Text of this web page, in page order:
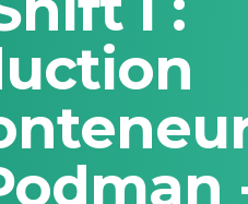
devops
& accessibilité